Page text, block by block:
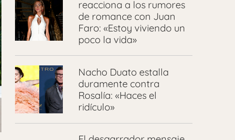
reacciona a los rumores
de romance con Juan
Faro: «Estoy viviendo un
poco la vida»
Nacho Duato estalla
duramente contra
Rosalía: «Haces el
ridículo»